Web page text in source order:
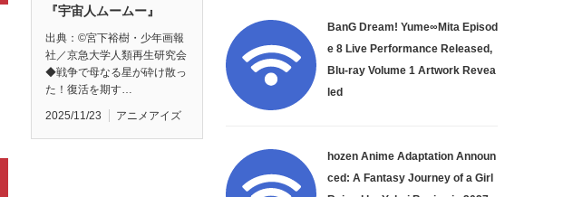
『宇宙人ムームー』
出典：©宮下裕樹・少年画報
社／京急大学人類再生研究会
◆戦争で母なる星が砕け散っ
た！復活を期す…
2025/11/23 アニメアイズ
BanG Dream! Yume∞Mita Episod
e 8 Live Performance Released,
Blu-ray Volume 1 Artwork Revea
led
hozen Anime Adaptation Announ
ced: A Fantasy Journey of a Girl